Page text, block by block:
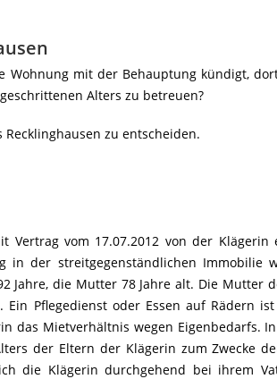
Wohnung mit der Behauptung kündigt,
Alters zu betreuen?
zu entscheiden.
vom 17.07.2012 von der Klägerin
in der streitgegenständlichen
Jahre, die Mutter 78 Jahre alt. Die Mutter
Pflegedienst oder Essen auf Rädern
das Mietverhältnis wegen Eigenbedarfs.
der Eltern der Klägerin zum Zwecke
die Klägerin durchgehend bei ihrem